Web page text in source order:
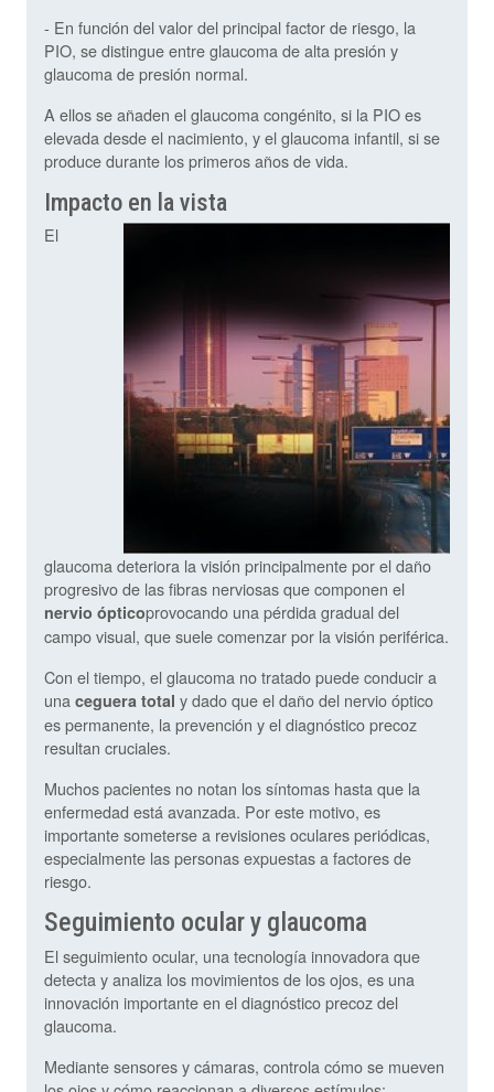
- En función del valor del principal factor de riesgo, la
PIO, se distingue entre glaucoma de alta presión y
glaucoma de presión normal.
A ellos se añaden el glaucoma congénito, si la PIO es
elevada desde el nacimiento, y el glaucoma infantil, si se
produce durante los primeros años de vida.
Impacto en la vista
El
glaucoma deteriora la visión principalmente por el daño
progresivo de las fibras nerviosas que componen el
nervio ópticoprovocando una pérdida gradual del
campo visual, que suele comenzar por la visión periférica.
Con el tiempo, el glaucoma no tratado puede conducir a
una ceguera total y dado que el daño del nervio óptico
es permanente, la prevención y el diagnóstico precoz
resultan cruciales.
Muchos pacientes no notan los síntomas hasta que la
enfermedad está avanzada. Por este motivo, es
importante someterse a revisiones oculares periódicas,
especialmente las personas expuestas a factores de
riesgo.
Seguimiento ocular y glaucoma
El seguimiento ocular, una tecnología innovadora que
detecta y analiza los movimientos de los ojos, es una
innovación importante en el diagnóstico precoz del
glaucoma.
Mediante sensores y cámaras, controla cómo se mueven